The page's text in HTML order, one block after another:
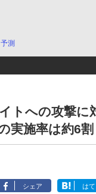
測
トへの攻撃に
実施率は約6割
シェア は